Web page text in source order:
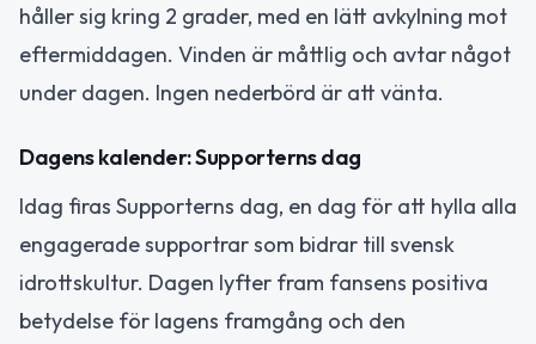
håller sig kring 2 grader, med en lätt avkylning mot
eftermiddagen. Vinden är måttlig och avtar något
under dagen. Ingen nederbörd är att vänta.
Dagens kalender: Supporterns dag
Idag firas Supporterns dag, en dag för att hylla alla
engagerade supportrar som bidrar till svensk
idrottskultur. Dagen lyfter fram fansens positiva
betydelse för lagens framgång och den